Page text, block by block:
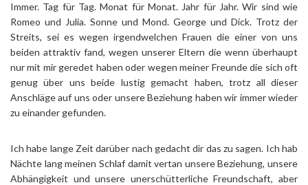
Immer. Tag für Tag. Monat für Monat. Jahr für Jahr. Wir sind wie
Romeo und Julia. Sonne und Mond. George und Dick. Trotz der
Streits, sei es wegen irgendwelchen Frauen die einer von uns
beiden attraktiv fand, wegen unserer Eltern die wenn überhaupt
nur mit mir geredet haben oder wegen meiner Freunde die sich oft
genug über uns beide lustig gemacht haben, trotz all dieser
Anschläge auf uns oder unsere Beziehung haben wir immer wieder
zu einander gefunden.
Ich habe lange Zeit darüber nach gedacht dir das zu sagen. Ich hab
Nächte lang meinen Schlaf damit vertan unsere Beziehung, unsere
Abhängigkeit und unsere unerschütterliche Freundschaft, aber